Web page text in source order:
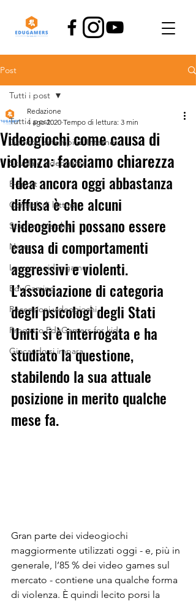
Post
Tutti i post
Genitori ai tempi di Internet
Scuola e videogame
E-sport
Consigli di lettura
Studi e ricerche
News
Lavoro e videogame
EduGaming
Recensioni videogiochi
Progetto EduGamers for kids
Giocando si impara
Tutti i post
Videogiochi come causa di
violenza: facciamo chiarezza
Redazione
4 ago 2020 Tempo di lettura: 3 min
Idea ancora oggi abbastanza
diffusa è che alcuni
videogiochi possano essere
causa di comportamenti
aggressivi e violenti.
L’associazione di categoria
degli psicologi degli Stati
Uniti si è interrogata e ha
studiato la questione,
stabilendo la sua attuale
posizione in merito qualche
mese fa.
Gran parte dei videogiochi
maggiormente utilizzati oggi - e, più in
generale, l’85 % dei video games sul
mercato - contiene una qualche forma
di violenza. È quindi lecito porsi la